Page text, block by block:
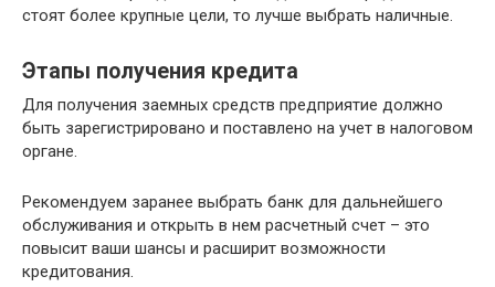
стоят более крупные цели, то лучше выбрать наличные.
Этапы получения кредита
Для получения заемных средств предприятие должно
быть зарегистрировано и поставлено на учет в налоговом
органе.
Рекомендуем заранее выбрать банк для дальнейшего
обслуживания и открыть в нем расчетный счет – это
повысит ваши шансы и расширит возможности
кредитования.